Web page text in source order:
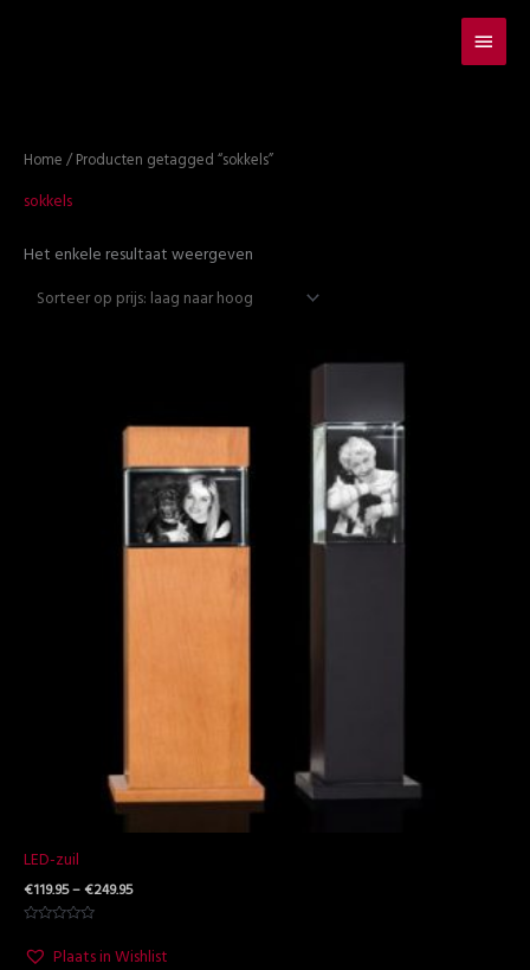
Home / Producten getagged “sokkels”
sokkels
Het enkele resultaat weergeven
LED-zuil
€119.95–€249.95
uit
Plaats in Wishlist